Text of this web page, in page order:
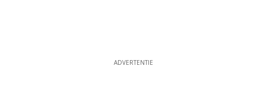
ADVERTENTIE